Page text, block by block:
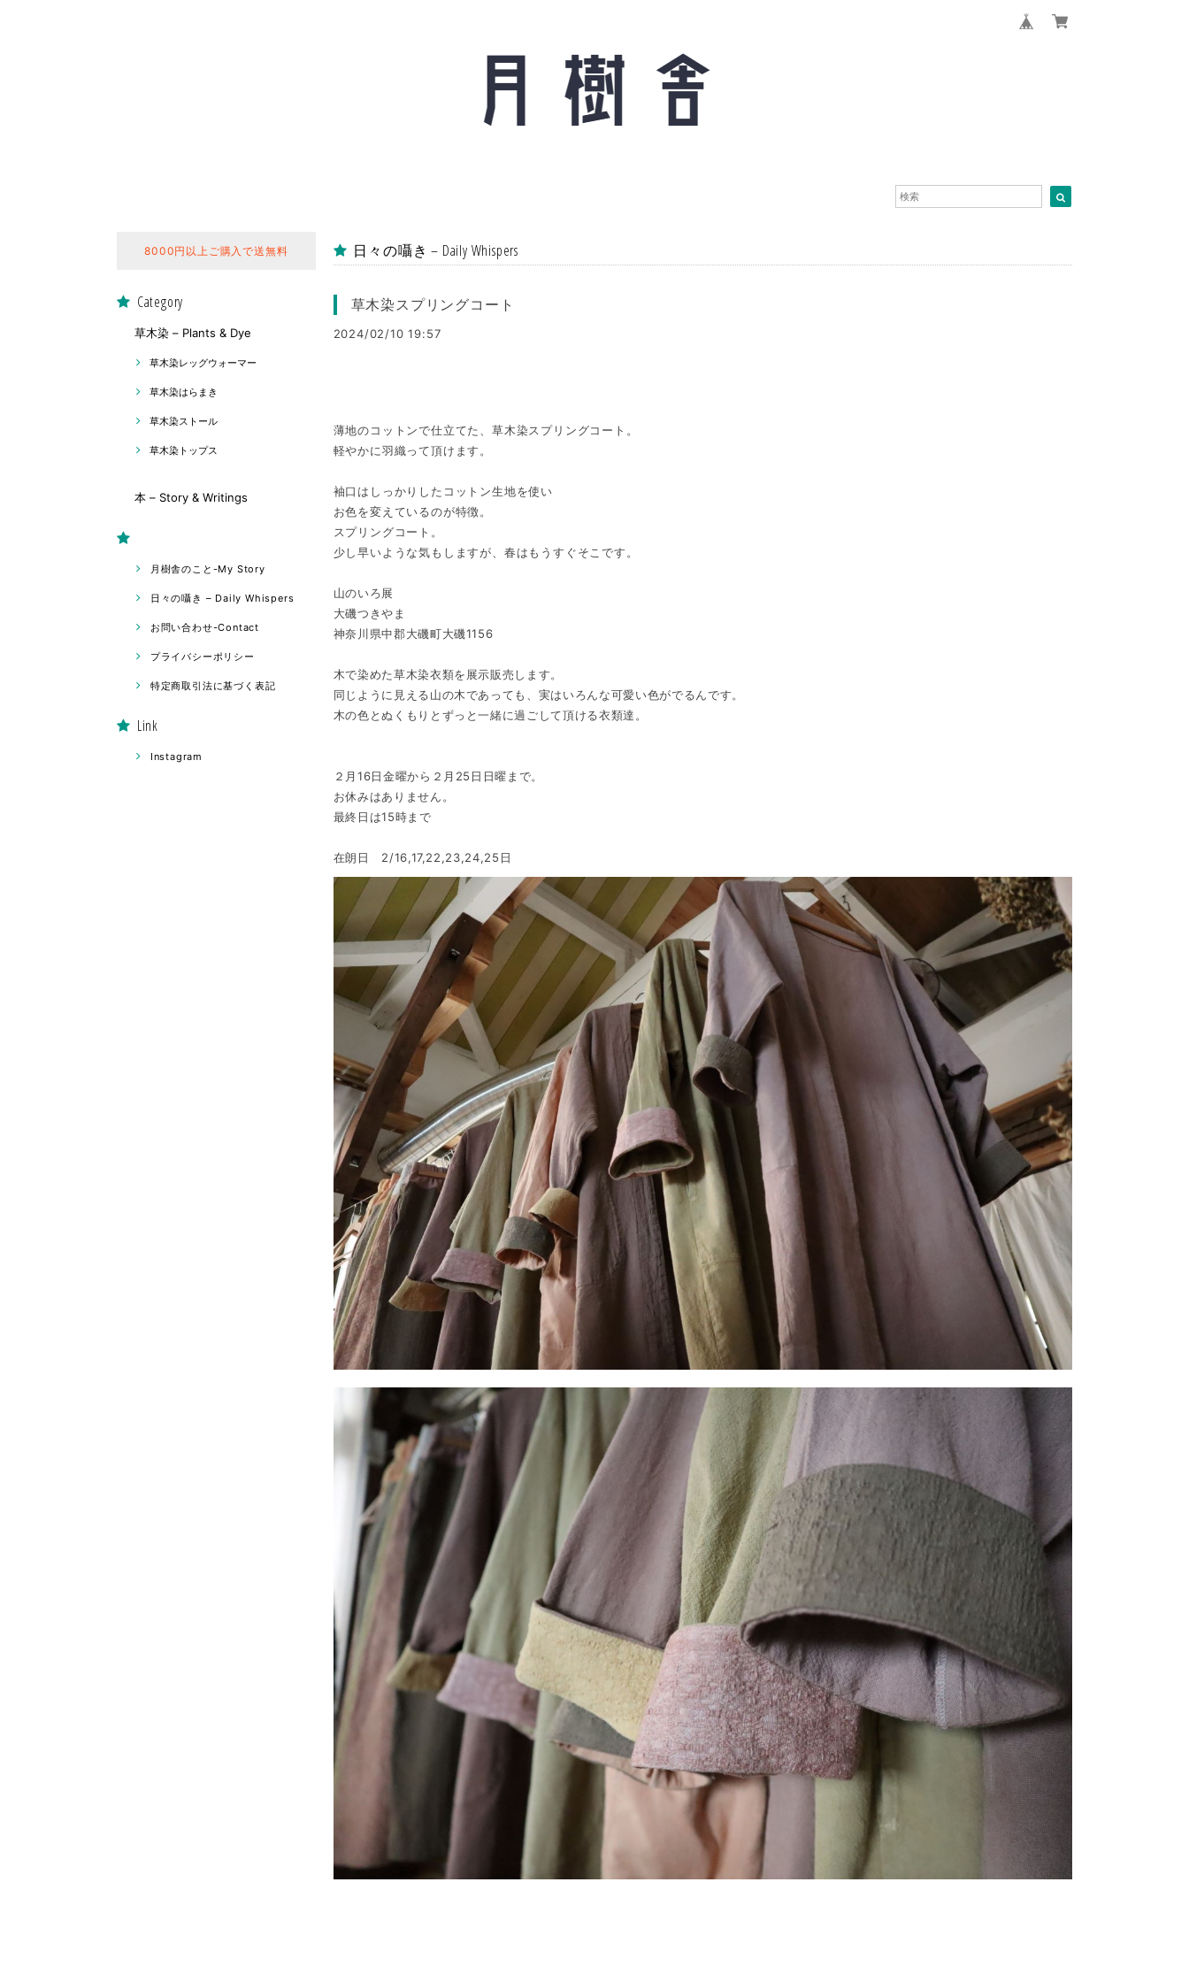
8000円以上ご購入で送無料
Category
草木染 – Plants & Dye
草木染レッグウォーマー
草木染はらまき
草木染ストール
草木染トップス
本 – Story & Writings
月樹舎のこと-My Story
日々の囁き – Daily Whispers
お問い合わせ-Contact
プライバシーポリシー
特定商取引法に基づく表記
Link
Instagram
日々の囁き – Daily Whispers
草木染スプリングコート
2024/02/10 19:57
薄地のコットンで仕立てた、草木染スプリングコート。
軽やかに羽織って頂けます。
袖口はしっかりしたコットン生地を使い
お色を変えているのが特徴。
スプリングコート。
少し早いような気もしますが、春はもうすぐそこです。
山のいろ展
大磯つきやま
神奈川県中郡大磯町大磯1156
木で染めた草木染衣類を展示販売します。
同じように見える山の木であっても、実はいろんな可愛い色がでるんです。
木の色とぬくもりとずっと一緒に過ごして頂ける衣類達。
２月16日金曜から２月25日日曜まで。
お休みはありません。
最終日は15時まで
在朗日 2/16,17,22,23,24,25日